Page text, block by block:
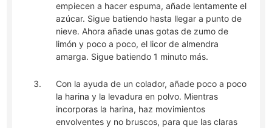
empiecen a hacer espuma, añade lentamente el
azúcar. Sigue batiendo hasta llegar a punto de
nieve. Ahora añade unas gotas de zumo de
limón y poco a poco, el licor de almendra
amarga. Sigue batiendo 1 minuto más.
Con la ayuda de un colador, añade poco a poco
la harina y la levadura en polvo. Mientras
incorporas la harina, haz movimientos
envolventes y no bruscos, para que las claras